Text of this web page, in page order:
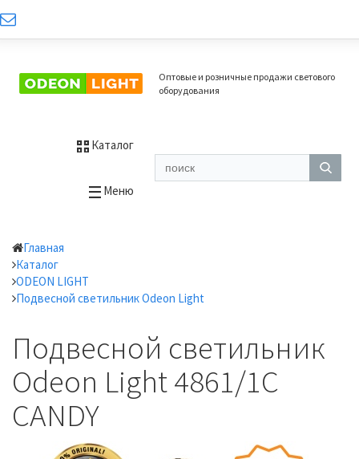
Оптовые и розничные продажи светового
оборудования
Каталог
Меню
Главная
Каталог
ODEON LIGHT
Подвесной светильник Odeon Light
Подвесной светильник
Odeon Light 4861/1C
CANDY